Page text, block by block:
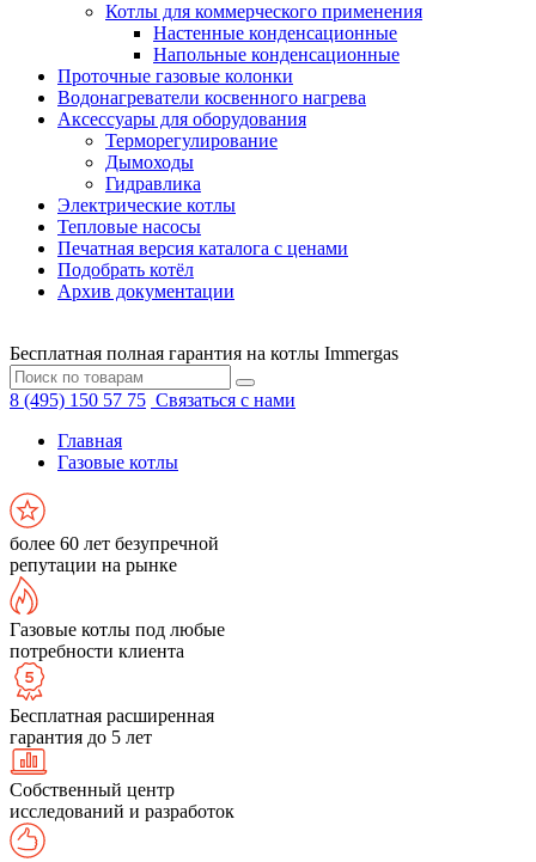
Котлы для коммерческого применения
Настенные конденсационные
Напольные конденсационные
Проточные газовые колонки
Водонагреватели косвенного нагрева
Аксессуары для оборудования
Терморегулирование
Дымоходы
Гидравлика
Электрические котлы
Тепловые насосы
Печатная версия каталога с ценами
Подобрать котёл
Архив документации
Бесплатная полная гарантия на котлы Immergas
8 (495) 150 57 75 Связаться с нами
Главная
Газовые котлы
более 60 лет безупречной
репутации на рынке
Газовые котлы под любые
потребности клиента
Бесплатная расширенная
гарантия до 5 лет
Собственный центр
исследований и разработок